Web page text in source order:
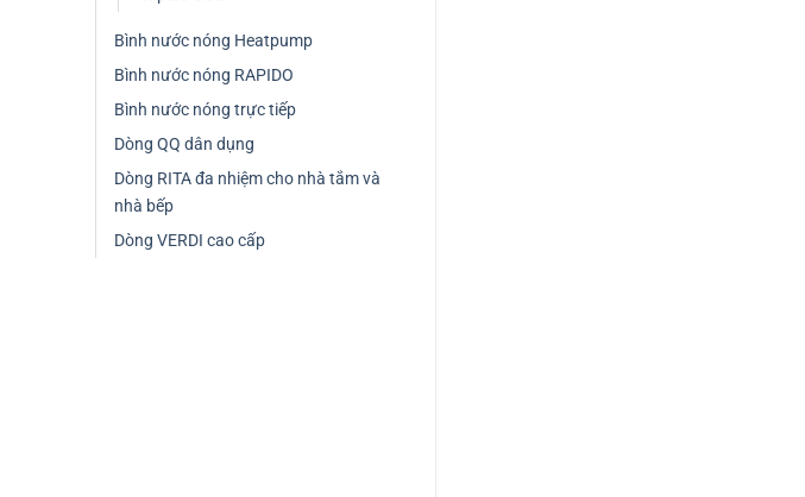
Bình nước nóng Heatpump
Bình nước nóng RAPIDO
Bình nước nóng trực tiếp
Dòng QQ dân dụng
Dòng RITA đa nhiệm cho nhà tắm và
nhà bếp
Dòng VERDI cao cấp